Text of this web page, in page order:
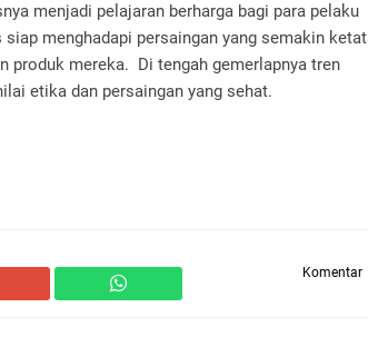
menjadi pelajaran berharga bagi para pelaku
menghadapi persaingan yang semakin ketat
produk mereka. Di tengah gemerlapnya tren
etika dan persaingan yang sehat.
Komentar